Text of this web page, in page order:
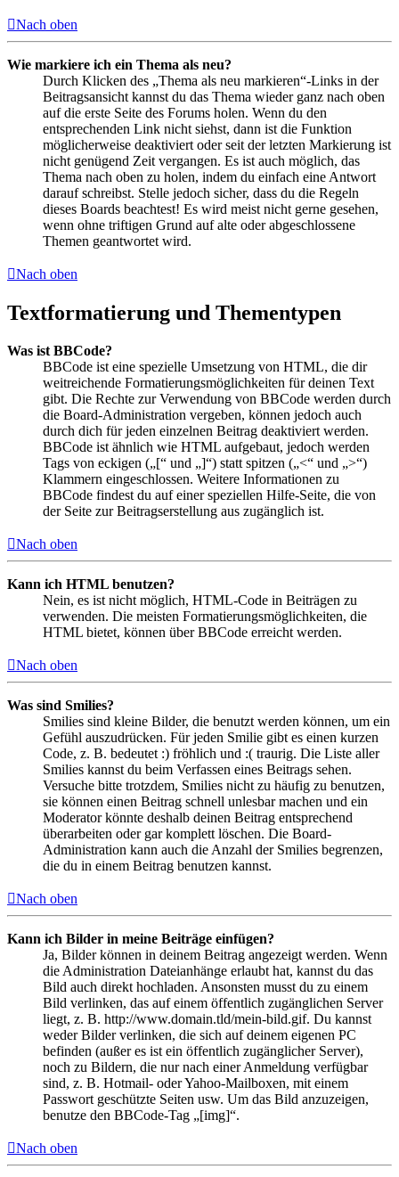
Nach oben
Wie markiere ich ein Thema als neu?
Durch Klicken des „Thema als neu markieren“-Links in der
Beitragsansicht kannst du das Thema wieder ganz nach oben
auf die erste Seite des Forums holen. Wenn du den
entsprechenden Link nicht siehst, dann ist die Funktion
möglicherweise deaktiviert oder seit der letzten Markierung ist
nicht genügend Zeit vergangen. Es ist auch möglich, das
Thema nach oben zu holen, indem du einfach eine Antwort
darauf schreibst. Stelle jedoch sicher, dass du die Regeln
dieses Boards beachtest! Es wird meist nicht gerne gesehen,
wenn ohne triftigen Grund auf alte oder abgeschlossene
Themen geantwortet wird.
Nach oben
Textformatierung und Thementypen
Was ist BBCode?
BBCode ist eine spezielle Umsetzung von HTML, die dir
weitreichende Formatierungsmöglichkeiten für deinen Text
gibt. Die Rechte zur Verwendung von BBCode werden durch
die Board-Administration vergeben, können jedoch auch
durch dich für jeden einzelnen Beitrag deaktiviert werden.
BBCode ist ähnlich wie HTML aufgebaut, jedoch werden
Tags von eckigen („[“ und „]“) statt spitzen („<“ und „>“)
Klammern eingeschlossen. Weitere Informationen zu
BBCode findest du auf einer speziellen Hilfe-Seite, die von
der Seite zur Beitragserstellung aus zugänglich ist.
Nach oben
Kann ich HTML benutzen?
Nein, es ist nicht möglich, HTML-Code in Beiträgen zu
verwenden. Die meisten Formatierungsmöglichkeiten, die
HTML bietet, können über BBCode erreicht werden.
Nach oben
Was sind Smilies?
Smilies sind kleine Bilder, die benutzt werden können, um ein
Gefühl auszudrücken. Für jeden Smilie gibt es einen kurzen
Code, z. B. bedeutet :) fröhlich und :( traurig. Die Liste aller
Smilies kannst du beim Verfassen eines Beitrags sehen.
Versuche bitte trotzdem, Smilies nicht zu häufig zu benutzen,
sie können einen Beitrag schnell unlesbar machen und ein
Moderator könnte deshalb deinen Beitrag entsprechend
überarbeiten oder gar komplett löschen. Die Board-
Administration kann auch die Anzahl der Smilies begrenzen,
die du in einem Beitrag benutzen kannst.
Nach oben
Kann ich Bilder in meine Beiträge einfügen?
Ja, Bilder können in deinem Beitrag angezeigt werden. Wenn
die Administration Dateianhänge erlaubt hat, kannst du das
Bild auch direkt hochladen. Ansonsten musst du zu einem
Bild verlinken, das auf einem öffentlich zugänglichen Server
liegt, z. B. http://www.domain.tld/mein-bild.gif. Du kannst
weder Bilder verlinken, die sich auf deinem eigenen PC
befinden (außer es ist ein öffentlich zugänglicher Server),
noch zu Bildern, die nur nach einer Anmeldung verfügbar
sind, z. B. Hotmail- oder Yahoo-Mailboxen, mit einem
Passwort geschützte Seiten usw. Um das Bild anzuzeigen,
benutze den BBCode-Tag „[img]“.
Nach oben